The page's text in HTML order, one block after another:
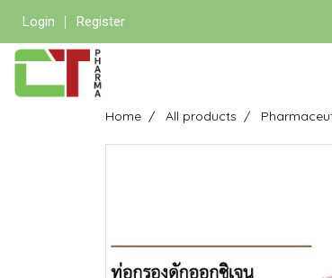
Login Register
Home All products